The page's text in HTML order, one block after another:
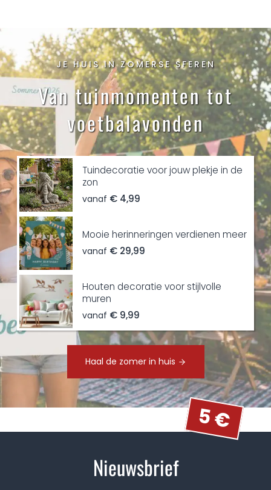
JE HUIS IN ZOMERSE SFEREN
Van tuinmomenten tot
voetbalavonden
Tuindecoratie voor jouw plekje in de
zon
vanaf € 4,99
Mooie herinneringen verdienen meer
vanaf € 29,99
Houten decoratie voor stijlvolle
muren
vanaf € 9,99
Haal de zomer in huis
5 €
Nieuwsbrief